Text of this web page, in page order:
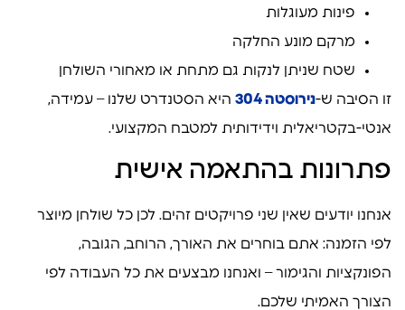
פינות מעוגלות
מרקם מונע החלקה
שטח שניתן לנקות גם מתחת או מאחורי השולחן
זו הסיבה ש-נירוסטה 304
היא הסטנדרט שלנו – עמידה,
אנטי-בקטריאלית וידידותית למטבח המקצועי.
פתרונות בהתאמה אישית
אנחנו יודעים שאין שני פרויקטים זהים. לכן כל שולחן מיוצר
לפי הזמנה: אתם בוחרים את האורך, הרוחב, הגובה,
הפונקציות והגימור – ואנחנו מבצעים את כל העבודה לפי
הצורך האמיתי שלכם.